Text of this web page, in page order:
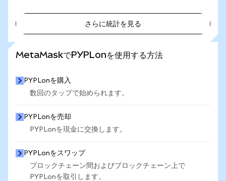
さらに統計を見る
MetaMaskでPYPLonを使用する方法
PYPLonを購入
数回のタップで始められます。
PYPLonを売却
PYPLonを現金に交換します。
PYPLonをスワップ
ブロックチェーン間およびブロックチェーン上で
PYPLonを取引します。